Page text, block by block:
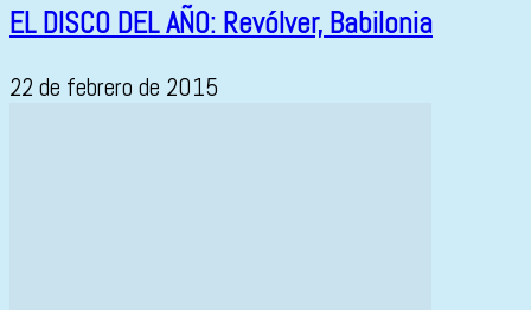
EL DISCO DEL AÑO: Revólver, Babilonia
22 de febrero de 2015